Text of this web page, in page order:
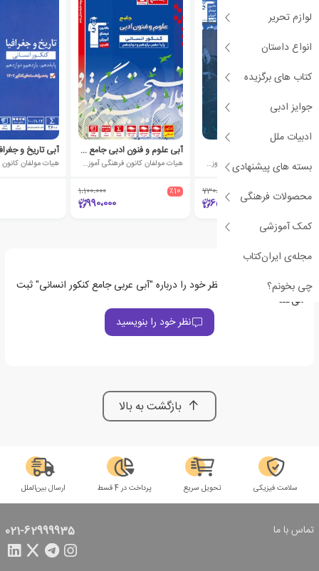
لوازم تحریر
انواع داستان
کتاب های برگزیده
جوایز ادبی
ادبیات ملل
بسته های پیشنهادی
محصولات فرهنگی
کمک آموزشی
مجله‌ی ایران‌کتاب
چی بخونم؟
هیات مولفان کانون فرهنگی آموزش (قلم چی)
730،000
657،000
آبی علوم و فنون ادبی جامع کنکور انسانی
هیات مولفان کانون فرهنگی آموزش (قلم چی)
٪10 1،100،000
990،000
اولین نفری باشید که نظر خود را درباره "آبی عربی جامع کنکور انسانی" ثبت
می‌کند
نظر خود را بنویسید
بازگشت به بالا
سلامت فیزیکی تحویل سریع پرداخت در 4 قسط ارسال بین‌الملل
تماس با ما 021-62999935